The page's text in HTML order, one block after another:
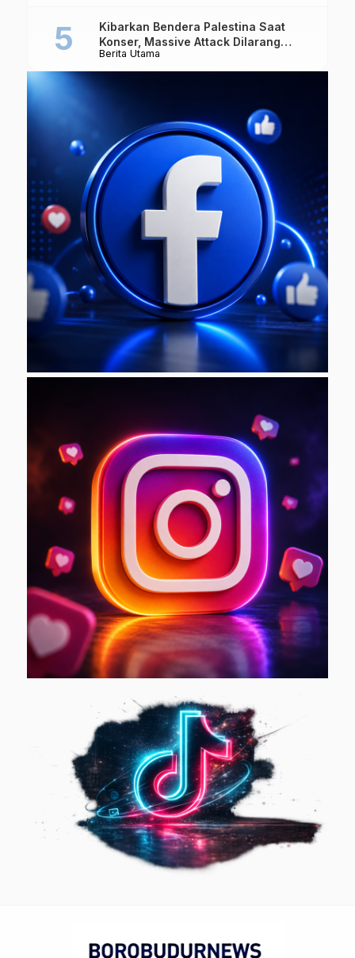
Berita Utama
Kibarkan Bendera Palestina Saat
Konser, Massive Attack Dilarang
Masuk Singapura Lagi